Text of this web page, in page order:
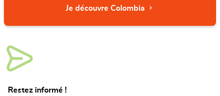
Je découvre Colombia
Restez informé !